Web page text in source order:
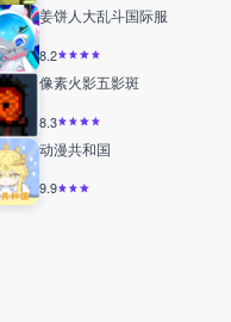
姜饼人大乱斗国际服
8.2
像素火影五影斑
8.3
动漫共和国
9.9